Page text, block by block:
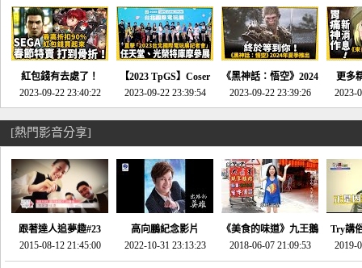
速配20230126
驗-電玩宅速配
20230125
電玩宅速配20230124
電玩宅
紅包錢有去處了！
SEGA春節特賣 超過85
款遊戲打到骨折-電玩
宅速配20230119
2023-09-22 23:40:22
【2023 TpGS】Coser
和Show Girl搶先看！
直擊展前記者會-電玩
2023-09-22 23:39:54
《黑神話：悟空》2024
年夏季推出！確定不會
延期齁？-電玩宅速配
2023-09-22 23:39:26
更多
《來
金鄉
2023-
[熱門影音分享]
跟著達人追夢趣#23
promo-我想開間咖啡
館(謝佳凌)
2015-08-12 21:45:00
高向鵬紀念影片
2022-10-31 23:13:23
《美食的味道》九王鵝
肉
2018-06-07 21:09:53
Try講
2019-